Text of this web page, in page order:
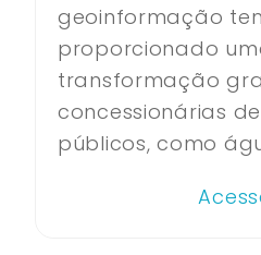
geoinformação
proporcionado
transformação
concessionárias
públicos, como